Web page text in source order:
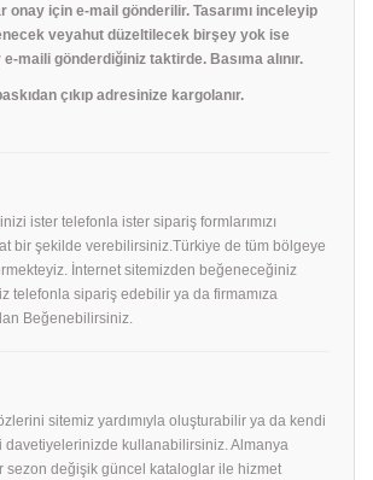
onay için e-mail gönderilir. Tasarımı inceleyip
veyahut düzeltilecek birşey yok ise
e-maili gönderdiğiniz taktirde. Basıma alınır.
çıkıp adresinize kargolanır.
ister telefonla ister sipariş formlarımızı
bir şekilde verebilirsiniz.Türkiye de tüm bölgeye
İnternet sitemizden beğeneceğiniz
telefonla sipariş edebilir ya da firmamıza
Beğenebilirsiniz.
sitemiz yardımıyla oluşturabilir ya da kendi
davetiyelerinizde kullanabilirsiniz. Almanya
sezon değişik güncel kataloglar ile hizmet